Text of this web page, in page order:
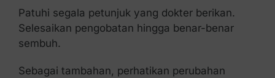
Patuhi segala petunjuk yang dokter berikan.
Selesaikan pengobatan hingga benar-benar
sembuh.
Sebagai tambahan, perhatikan perubahan